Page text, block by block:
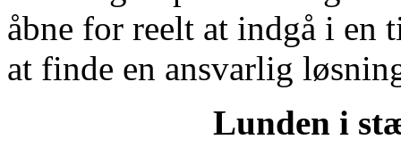
åbne for reelt at indgå i
at finde en ansvarlig
Lunden i